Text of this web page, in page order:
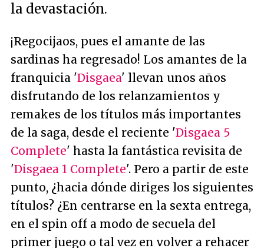
la devastación.
¡Regocijaos, pues el amante de las
sardinas ha regresado! Los amantes de la
franquicia 'Disgaea' llevan unos años
disfrutando de los relanzamientos y
remakes de los títulos más importantes
de la saga, desde el reciente 'Disgaea 5
Complete' hasta la fantástica revisita de
'Disgaea 1 Complete'. Pero a partir de este
punto, ¿hacia dónde diriges los siguientes
títulos? ¿En centrarse en la sexta entrega,
en el spin off a modo de secuela del
primer juego o tal vez en volver a rehacer